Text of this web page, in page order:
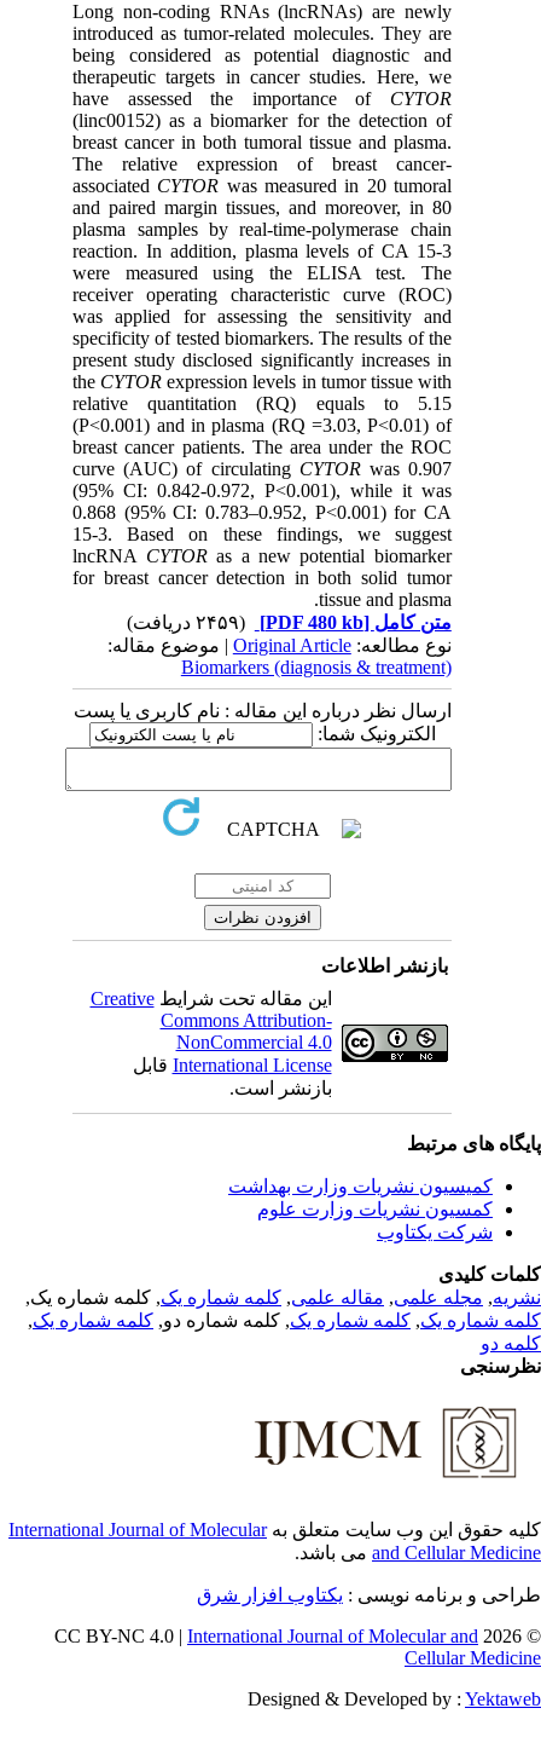
Long non-coding RNAs (lncRNAs) are newly
introduced as tumor-related molecules. They are
being considered as potential diagnostic and
therapeutic targets in cancer studies. Here, we
have assessed the importance ofCYTOR
(linc00152) as a biomarker for the detection of
breast cancer in both tumoral tissue and plasma.
The relative expression of breast cancer-
associatedCYTORwas measured in 20 tumoral
and paired margin tissues, and moreover, in 80
plasma samples by real-time-polymerase chain
reaction. In addition, plasma levels of CA 15-3
were measured using the ELISA test. The
receiver operating characteristic curve (ROC)
was applied for assessing the sensitivity and
specificity of tested biomarkers. The results of the
present study disclosed significantly increases in
theCYTORexpression levels in tumor tissue with
relative quantitation (RQ) equals to 5.15
(P<0.001) and in plasma (RQ =3.03, P<0.01) of
breast cancer patients. The area under the ROC
curve (AUC) of circulatingCYTORwas 0.907
(95% CI: 0.842-0.972, P<0.001), while it was
0.868 (95% CI: 0.783–0.952, P<0.001) for CA
15-3. Based on these findings, we suggest
lncRNACYTORas a new potential biomarker
for breast cancer detection in both solid tumor
tissue and plasma.
متن کامل[PDF 480 kb]
نوع مطالعه:Original Article| موضوع مقاله:
Biomarkers (diagnosis & treatment)
ارسال نظر درباره این مقاله : نام کاربری یا پست
الکترونیک شما:
بازنشر اطلاعات
این مقاله تحت شرایطCreative
Commons Attribution-
NonCommercial 4.0
International Licenseقابل
بازنشر است.
های مرتبط
کمیسیون نشریات وزارت بهداشت
کمسیون نشریات وزارت علوم
شرکت یکتاوب
کلیدی
,مجله علمی, مقاله علمی, کلمه شماره یک, کلمه شماره یک,
شماره یک,کلمه شماره یک, کلمه شماره دو,کلمه شماره یک,
دو
حقوق این وب سایت متعلق بهInternational Journal of Molecular
and Cellularمی باشد.
و برنامه نویسی : یکتاوب افزار شرق
©
International Journal of Molecular and
Cellular
Designed & Developed by :